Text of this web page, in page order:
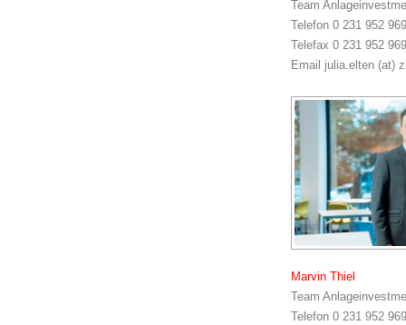
Team
Telefon 0 231 952
Telefax 0 231 952
Email julia.elten (at)
Marvin Thiel
Team
Telefon 0 231 952